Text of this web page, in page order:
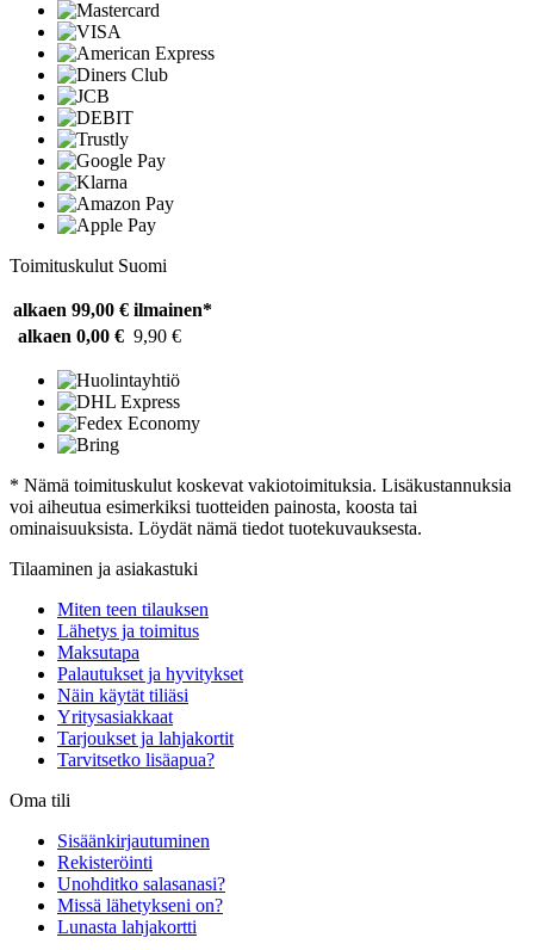
Toimituskulut Suomi
alkaen 99,00 € ilmainen*
alkaen 0,00 € 9,90 €
* Nämä toimituskulut koskevat vakiotoimituksia. Lisäkustannuksia
voi aiheutua esimerkiksi tuotteiden painosta, koosta tai
ominaisuuksista. Löydät nämä tiedot tuotekuvauksesta.
Tilaaminen ja asiakastuki
Miten teen tilauksen
Lähetys ja toimitus
Maksutapa
Palautukset ja hyvitykset
Näin käytät tiliäsi
Yritysasiakkaat
Tarjoukset ja lahjakortit
Tarvitsetko lisäapua?
Oma tili
Sisäänkirjautuminen
Rekisteröinti
Unohditko salasanasi?
Missä lähetykseni on?
Lunasta lahjakortti